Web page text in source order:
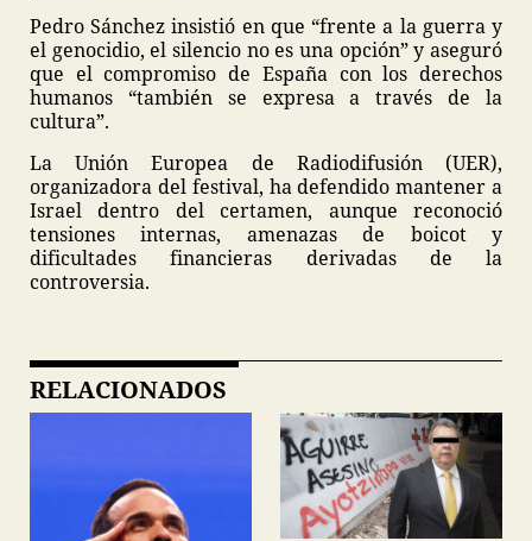
Pedro Sánchez insistió en que “frente a la guerra y
el genocidio, el silencio no es una opción” y aseguró
que el compromiso de España con los derechos
humanos “también se expresa a través de la
cultura”.
La Unión Europea de Radiodifusión (UER),
organizadora del festival, ha defendido mantener a
Israel dentro del certamen, aunque reconoció
tensiones internas, amenazas de boicot y
dificultades financieras derivadas de la
controversia.
RELACIONADOS